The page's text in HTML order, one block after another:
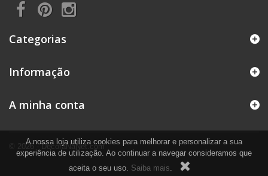
Categorias
Informação
© 2026 - DecoraNaNet.com
A minha conta
A nossa loja utiliza cookies para melhorar e personalizar a sua
experiência de utilização. Ao continuar a navegar consideramos que
aceita o seu uso. Saiba mais.